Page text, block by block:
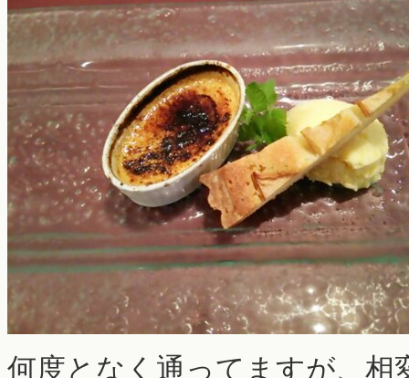
何度となく通ってますが、相